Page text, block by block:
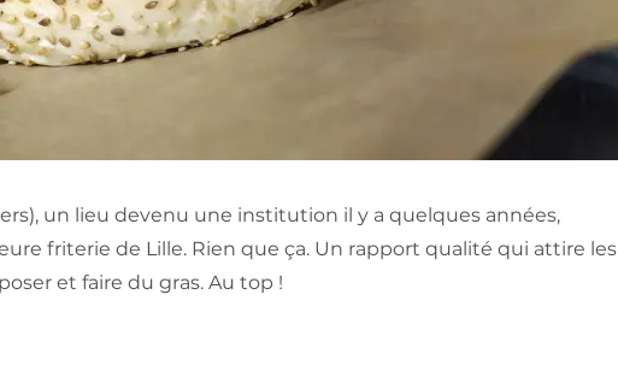
un lieu devenu une institution il y a quelques années,
friterie de Lille. Rien que ça. Un rapport qualité qui attire les
et faire du gras. Au top !